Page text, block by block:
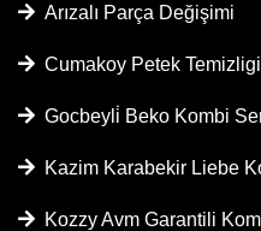
Arızalı Parça Değişimi
Cumakoy Petek Temizligi
Gocbeyli̇ Beko Kombi
Kazim Karabekir Liebe
Kozzy Avm Garantili